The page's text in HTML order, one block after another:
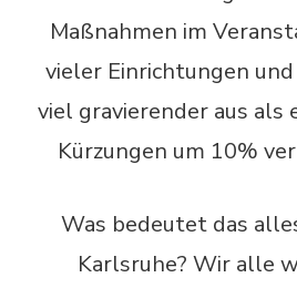
Maßnahmen im
vieler Einrichtungen
viel gravierender aus als
Kürzungen um 10%
Was bedeutet das
Karlsruhe? Wir alle